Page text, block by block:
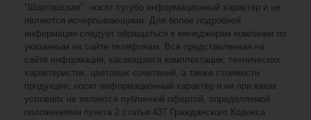
"Шарташская", носят сугубо информационный характер и не
являются исчерпывающими. Для более подробной
информации следует обращаться к менеджерам компании по
указанным на сайте телефонам. Вся представленная на
сайте информация, касающаяся комплектации, технических
характеристик, цветовых сочетаний, а также стоимости
продукции, носит информационный характер и ни при каких
условиях не является публичной офертой, определяемой
положениями пункта 2 статьи 437 Гражданского Кодекса